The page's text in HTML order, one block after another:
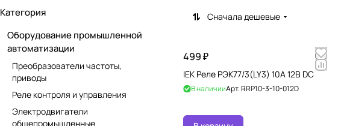
Сначала дешевые
499 ₽
IEK Реле РЭК77/3(LY3) 10А 12В DC
В наличииАрт.RRP10-3-10-012D
Категория
Оборудование промышленной
автоматизации
Преобразователи частоты,
приводы
Реле контроля и управления
Электродвигатели
общепромышленные